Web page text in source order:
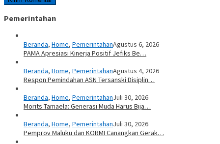
Pemerintahan
Beranda, Home, PemerintahanAgustus 6, 2026
PAMA Apresiasi Kinerja Positif Jefiks Be…
Beranda, Home, PemerintahanAgustus 4, 2026
Respon Pemindahan ASN Tersanski Disiplin…
Beranda, Home, PemerintahanJuli 30, 2026
Morits Tamaela: Generasi Muda Harus Bija…
Beranda, Home, PemerintahanJuli 30, 2026
Pemprov Maluku dan KORMI Canangkan Gerak…